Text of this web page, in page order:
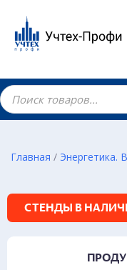
Главная / Энергетика.
СТЕНДЫ В